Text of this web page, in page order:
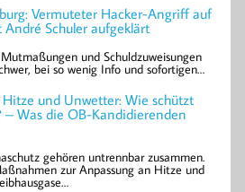
Vermuteter Hacker-Angriff auf
Schuler aufgeklärt
und Schuldzuweisungen
bei so wenig Info und sofortigen…
Hitze und Unwetter: Wie schützt
– Was die OB-Kandidierenden
gehören untrennbar zusammen.
zur Anpassung an Hitze und